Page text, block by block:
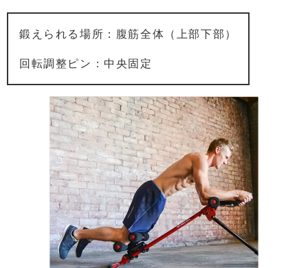
鍛えられる場所：腹筋全体（上部下部）
回転調整ピン：中央固定